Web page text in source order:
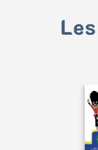
Les